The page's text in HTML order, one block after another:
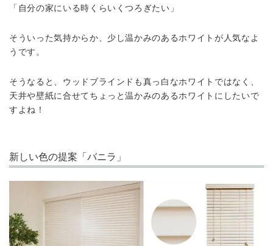
「自分の家にいる時くらいくつろぎたい」
そういった気持からか、少し温かみのあるホワイトが人気なよ
うです。
そうなると、ウッドブラインドも真っ白なホワイトではなく、
天井や壁紙に合せてちょっと温かみのあるホワイトにしたいで
すよね！
新しい色の提案「バニラ」